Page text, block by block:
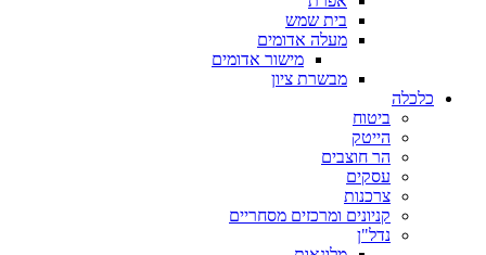
בית שמש
מעלה אדומים
מישור אדומים
מבשרת ציון
כלכלה
ביטוח
הייטק
הר חוצבים
עסקים
צרכנות
קניונים ומרכזים מסחריים
נדל"ן